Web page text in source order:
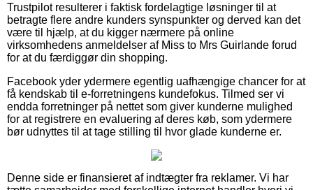
Trustpilot resulterer i faktisk fordelagtige løsninger til at
betragte flere andre kunders synspunkter og derved kan det
være til hjælp, at du kigger nærmere på online
virksomhedens anmeldelser af Miss to Mrs Guirlande forud
for at du færdiggør din shopping.
Facebook yder ydermere egentlig uafhængige chancer for at
få kendskab til e-forretningens kundefokus. Tilmed ser vi
endda forretninger på nettet som giver kunderne mulighed
for at registrere en evaluering af deres køb, som ydermere
bør udnyttes til at tage stilling til hvor glade kunderne er.
Denne side er finansieret af indtægter fra reklamer. Vi har